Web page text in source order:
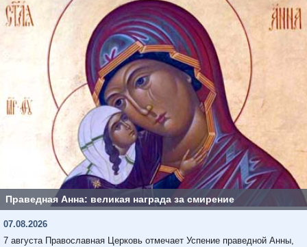
Праведная Анна: великая награда за смирение
07.08.2026
7 августа Православная Церковь отмечает Успение праведной Анны,